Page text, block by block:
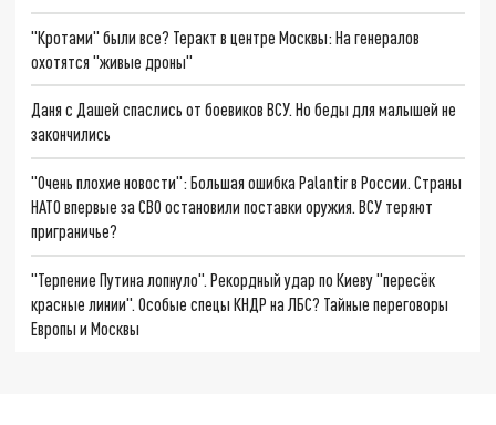
"Кротами" были все? Теракт в центре Москвы: На генералов
охотятся "живые дроны"
Даня с Дашей спаслись от боевиков ВСУ. Но беды для малышей не
закончились
"Очень плохие новости": Большая ошибка Palantir в России. Страны
НАТО впервые за СВО остановили поставки оружия. ВСУ теряют
приграничье?
"Терпение Путина лопнуло". Рекордный удар по Киеву "пересёк
красные линии". Особые спецы КНДР на ЛБС? Тайные переговоры
Европы и Москвы